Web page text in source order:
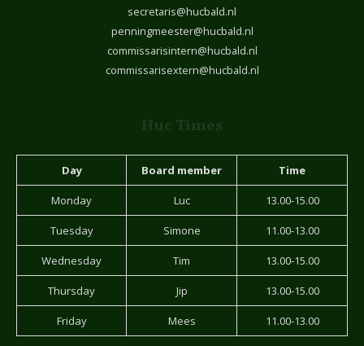
secretaris@hucbald.nl
penningmeester@hucbald.nl
commissarisintern@hucbald.nl
commissarisextern@hucbald.nl
Huc Times
Day Board member Time
Monday Luc 13.00-15.00
Tuesday Simone 11.00-13.00
Wednesday Tim 13.00-15.00
Thursday Jip 13.00-15.00
Friday Mees 11.00-13.00